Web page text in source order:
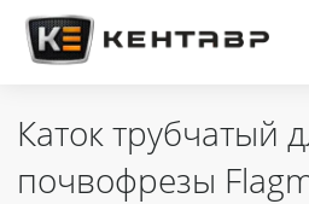
Каток трубчатый
почвофрезы